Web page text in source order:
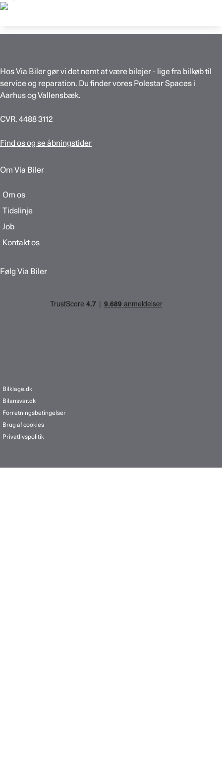
Hos Via Biler gør vi det nemt at være bilejer - lige fra bilkøb til
service og reparation. Du finder vores Polestar Spaces i
Aarhus og Vallensbæk.
CVR. 4488 3112
Find os og se åbningstider
Om Via Biler
Om os
Tidslinje
Job
Kontakt os
Følg Via Biler
Bilklage.dk
Bilansvar.dk
Forretningsbetingelser
Brug af cookies
Privatlivspolitik